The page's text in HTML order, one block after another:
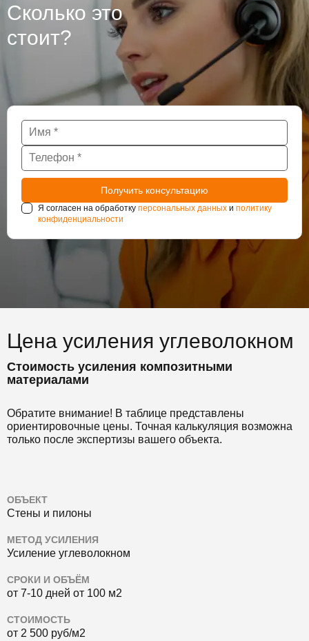
Сколько это
стоит?
Я согласен на обработку персональных данных и политику
конфиденциальности
Цена усиления углеволокном
Стоимость усиления композитными
материалами
Обратите внимание! В таблице представлены
ориентировочные цены. Точная калькуляция возможна
только после экспертизы вашего объекта.
ОБЪЕКТ
Стены и пилоны
МЕТОД УСИЛЕНИЯ
Усиление углеволокном
СРОКИ И ОБЪЁМ
от 7-10 дней от 100 м2
СТОИМОСТЬ
от 2 500 руб/м2